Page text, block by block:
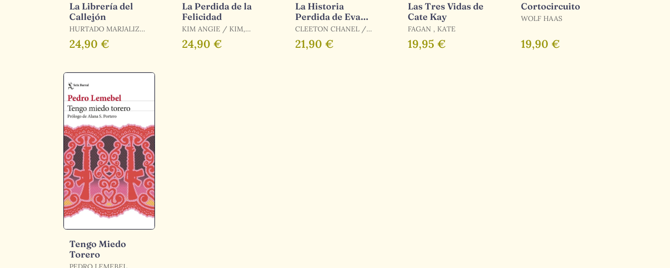
La Librería del
Callejón
HURTADO MARJALIZO
MANUEL / HURTADO
MARJALIZO, MANUEL
24,90 €
La Perdida de la
Felicidad
KIM ANGIE / KIM,
ANGIE
24,90 €
La Historia
Perdida de Eva
Fuentes
CLEETON CHANEL /
CHANEL CLEETON
21,90 €
Las Tres Vidas de
Cate Kay
FAGAN , KATE
19,95 €
Cortocircuito
WOLF HAAS
19,90 €
Tengo Miedo
Torero